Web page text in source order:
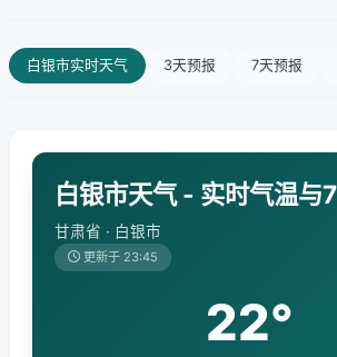
白银市实时天气 3天预报 7天预报
白银市天气 - 实时气温与
甘肃省 · 白银市
更新于 23:45
22°